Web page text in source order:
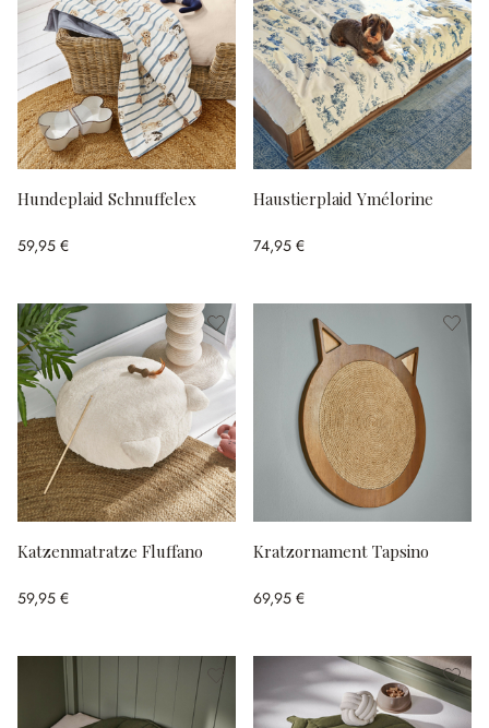
Hundeplaid Schnuffelex
59,95 €
Haustierplaid Ymélorine
74,95 €
Katzenmatratze Fluffano
59,95 €
Kratzornament Tapsino
69,95 €